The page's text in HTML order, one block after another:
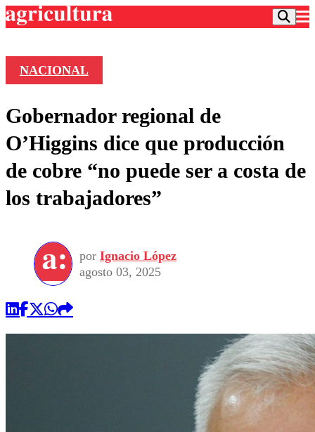
Frecuencias
Agricultura TV
Deportes
Colo Colo
Motor
Torneo Internacional
Torneo Nacional
Entretención
Noticias
Internacional
Nacional
Vida Social
Programas
Comercial
NACIONAL
Gobernador regional de
O’Higgins dice que producción
de cobre “no puede ser a costa de
los trabajadores”
por Ignacio López
agosto 03, 2025